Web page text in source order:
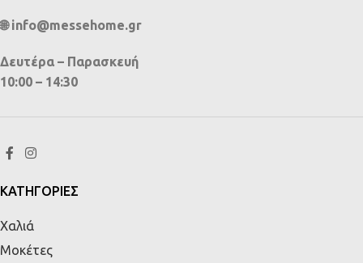
🌐 info@messehome.gr
Δευτέρα – Παρασκευή
10:00 – 14:30
ΚΑΤΗΓΟΡΙΕΣ
Χαλιά
Μοκέτες